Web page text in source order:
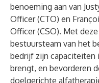
benoeming aan van
Officer (CTO) en
Officer (CSO). Met
bestuursteam van het
bedrijf zijn capaciteiten
brengt, en bevorderen
doelgerichte